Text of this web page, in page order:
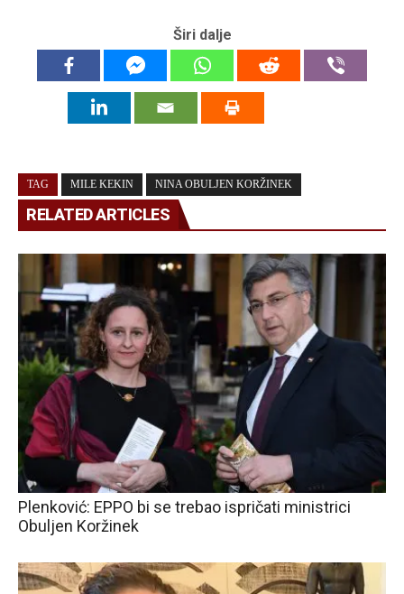
Širi dalje
TAG MILE KEKIN NINA OBULJEN KORŽINEK
RELATED ARTICLES
Plenković: EPPO bi se trebao ispričati ministrici
Obuljen Koržinek